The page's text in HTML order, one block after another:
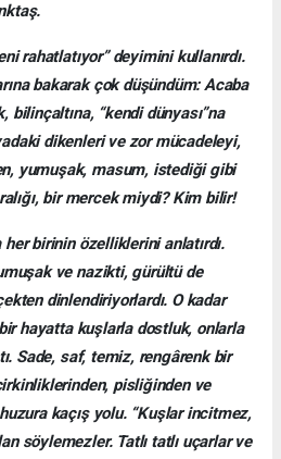
rahatlatıyor” deyimini kullanırdı.
bakarak çok düşündüm: Acaba
“kendi dünyası”na
dikenleri ve zor mücadeleyi,
yumuşak, masum, istediği gibi
bir mercek miydi? Kim bilir!
her birinin özelliklerini anlatırdı.
ve nazikti, gürültü de
dinlendiriyorlardı. O kadar
hayatta kuşlarla dostluk, onlarla
Sade, saf, temiz, rengârenk bir
pisliğinden ve
kaçış yolu. “Kuşlar incitmez,
söylemezler. Tatlı tatlı uçarlar ve